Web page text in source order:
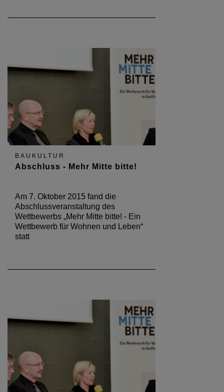
BAUKULTUR
Abschluss - Mehr Mitte bitte!
Am 7. Oktober 2015 fand die
Abschlussveranstaltung des
Wettbewerbs „Mehr Mitte bitte! - Ein
Wettbewerb für Wohnen und Leben“
statt